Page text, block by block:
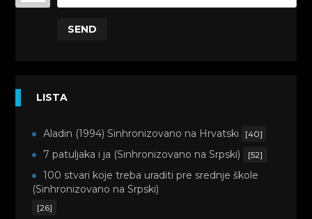
SEND
LISTA
Aladin (1994) Sinhronizovano na Hrvatski [40]
7 patuljaka i ja (Sinhronizovano na Srpski) [52]
100 stvari koje treba uraditi pre srednje škole
(Sinhronizovano na Srpski)
[26]